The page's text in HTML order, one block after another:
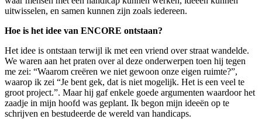
uitwisselen, en samen kunnen zijn zoals iedereen.
Hoe is het idee van ENCORE ontstaan?
Het idee is ontstaan terwijl ik met een vriend over straat wandelde.
We waren aan het praten over al deze onderwerpen toen hij tegen
me zei: “Waarom creëren we niet gewoon onze eigen ruimte?”,
waarop ik zei “Je bent gek, dat is niet mogelijk. Het is een veel te
groot project.”. Maar hij gaf enkele goede argumenten waardoor het
zaadje in mijn hoofd was geplant. Ik begon mijn ideeën op te
schrijven en bestudeerde de wereld van handicaps.